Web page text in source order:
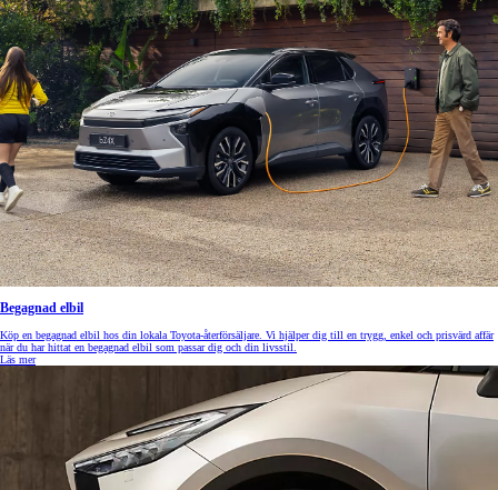
Begagnad elbil
Köp en begagnad elbil hos din lokala Toyota-återförsäljare. Vi hjälper dig till en trygg, enkel och prisvärd affär
när du har hittat en begagnad elbil som passar dig och din livsstil.
Läs mer